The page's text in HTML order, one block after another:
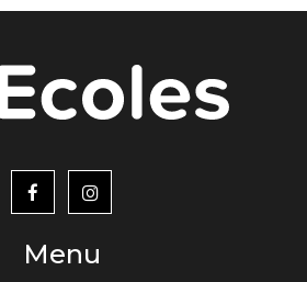
Menu
menu
footer2